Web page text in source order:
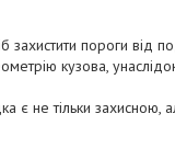
пороги від
кузова,
є не тільки